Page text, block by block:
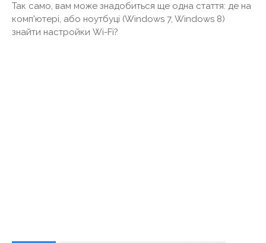
Так само, вам може знадобиться ще одна стаття: де на
комп'ютері, або ноутбуці (Windows 7, Windows 8)
знайти настройки Wi-Fi?